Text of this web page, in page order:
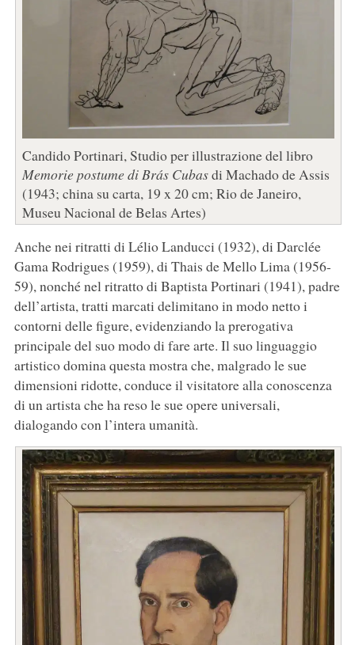
Candido Portinari, Studio per illustrazione del libro
Memorie postume di Brás Cubasdi Machado de Assis
(1943; china su carta, 19 x 20 cm; Rio de Janeiro,
Museu Nacional de Belas Artes)
Anche nei ritratti di Lélio Landucci (1932), di Darclée
Gama Rodrigues (1959), di Thais de Mello Lima (1956-
59), nonché nel ritratto di Baptista Portinari (1941), padre
dell’artista, tratti marcati delimitano in modo netto i
contorni delle figure, evidenziando la prerogativa
principale del suo modo di fare arte. Il suo linguaggio
artistico domina questa mostra che, malgrado le sue
dimensioni ridotte, conduce il visitatore alla conoscenza
di un artista che ha reso le sue opere universali,
dialogando con l’intera umanità.